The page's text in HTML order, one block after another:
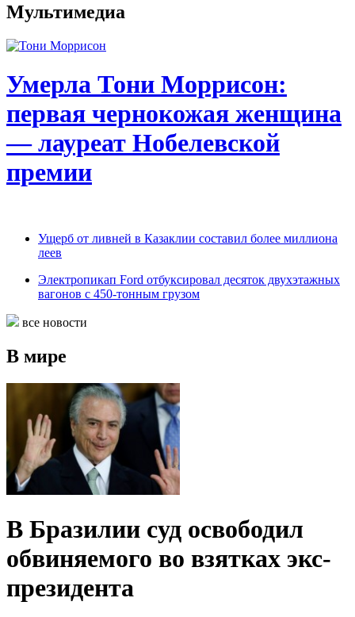
Мультимедиа
Умерла Тони Моррисон:
первая чернокожая женщина
— лауреат Нобелевской
премии
Ущерб от ливней в Казаклии составил более миллиона
леев
Электропикап Ford отбуксировал десяток двухэтажных
вагонов с 450-тонным грузом
все новости
В мире
В Бразилии суд освободил
обвиняемого во взятках экс-
президента